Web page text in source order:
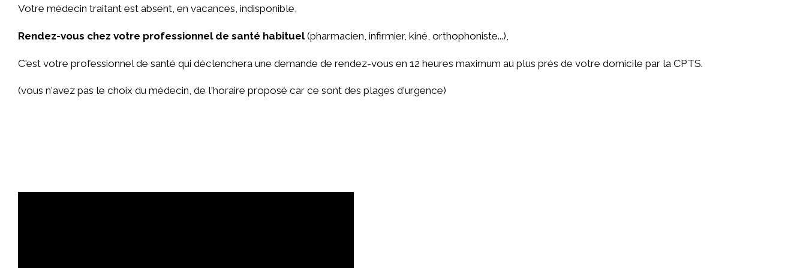
Votre médecin traitant est absent, en vacances, indisponible,
Rendez-vous chez votre professionnel de santé habituel(pharmacien, infirmier, kiné, orthophoniste...),
C'est votre professionnel de santé qui déclenchera une demande de rendez-vous en 12 heures maximum au plus prés de votre domicile par la CPTS.
(vous n'avez pas le choix du médecin, de l'horaire proposé car ce sont des plages d'urgence)